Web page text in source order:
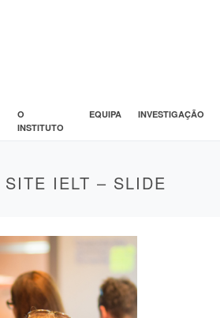
O
INSTITUTO
EQUIPA INVESTIGAÇÃO
SITE IELT – SLIDE